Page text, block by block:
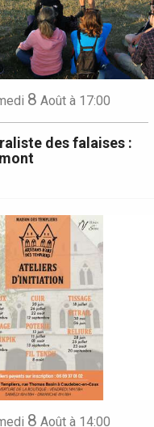
8 Août à 17:00
des falaises :
8 Août à 14:00